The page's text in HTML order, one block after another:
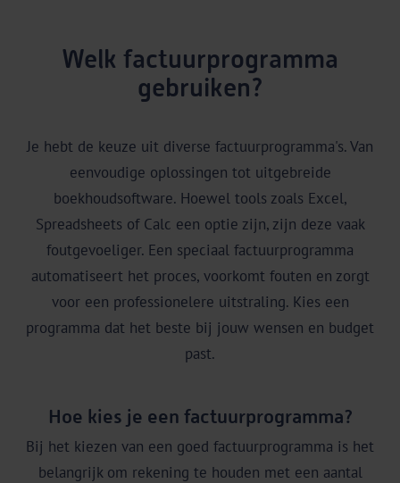
Welk factuurprogramma
gebruiken?
Je hebt de keuze uit diverse factuurprogramma's. Van
eenvoudige oplossingen tot uitgebreide
boekhoudsoftware. Hoewel tools zoals Excel,
Spreadsheets of Calc een optie zijn, zijn deze vaak
foutgevoeliger. Een speciaal factuurprogramma
automatiseert het proces, voorkomt fouten en zorgt
voor een professionelere uitstraling. Kies een
programma dat het beste bij jouw wensen en budget
past.
Hoe kies je een factuurprogramma?
Bij het kiezen van een goed factuurprogramma is het
belangrijk om rekening te houden met een aantal